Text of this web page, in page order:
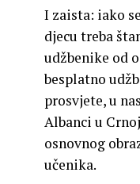
I zaista: iako
djecu treba
udžbenike od
besplatno
prosvjete, u
Albanci u
osnovnog
učenika.